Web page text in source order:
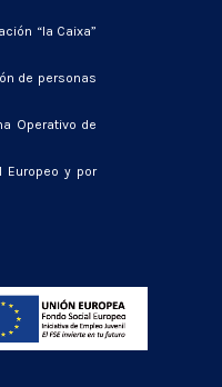
“la Caixa”
de personas
Operativo de
Europeo y por